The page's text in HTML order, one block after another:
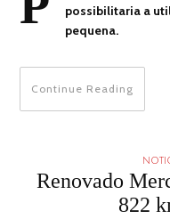
possibilitaria a
pequena.
Continue Reading
Renovado
822